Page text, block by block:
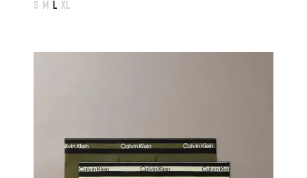
S M L XL